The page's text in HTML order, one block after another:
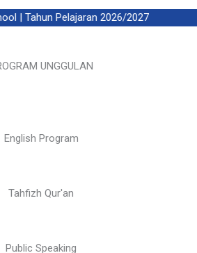
| Tahun Pelajaran 2026/2027
UNGGULAN
English Program
Tahfizh Qur'an
Public Speaking